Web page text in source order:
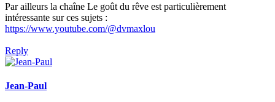
Par ailleurs la chaîne Le goût du rêve est particulièrement
intéressante sur ces sujets :
https://www.youtube.com/@dvmaxlou
Reply
Jean-Paul